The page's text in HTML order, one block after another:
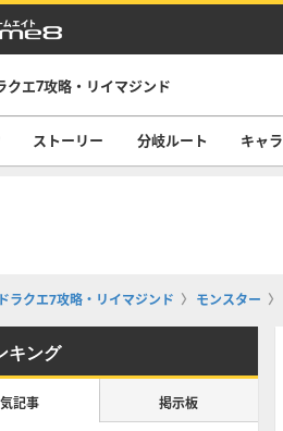
クエ7攻略・リイマジンド
ストーリー 分岐ルート キャラ
ドラクエ7攻略・リイマジンド モンスター
キング
記事 掲示板